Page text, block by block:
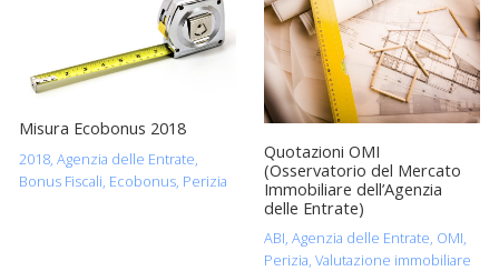
Misura Ecobonus 2018
2018, Agenzia delle Entrate,
Bonus Fiscali, Ecobonus, Perizia
Quotazioni OMI
(Osservatorio del Mercato
Immobiliare dell’Agenzia
delle Entrate)
ABI, Agenzia delle Entrate, OMI,
Perizia, Valutazione immobiliare